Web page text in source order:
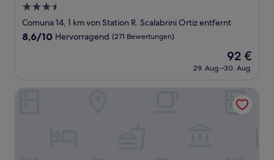
3.5-
Sterne-
Unterkunft
Comuna 14, 1 km von Station R. Scalabrini Ortiz entfernt
8.6
Bewertungen)
8,6/10 Hervorragend (271 Bewertungen)
Der
Preis
beträgt
92 €
29. Aug.–30. Aug.